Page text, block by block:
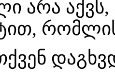
არა